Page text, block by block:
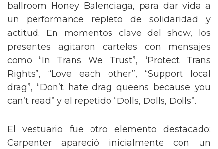
ballroom Honey Balenciaga, para dar vida a
un performance repleto de solidaridad y
actitud. En momentos clave del show, los
presentes agitaron carteles con mensajes
como “In Trans We Trust”, “Protect Trans
Rights”, “Love each other”, “Support local
drag”, “Don’t hate drag queens because you
can’t read” y el repetido “Dolls, Dolls, Dolls”.
El vestuario fue otro elemento destacado:
Carpenter apareció inicialmente con un